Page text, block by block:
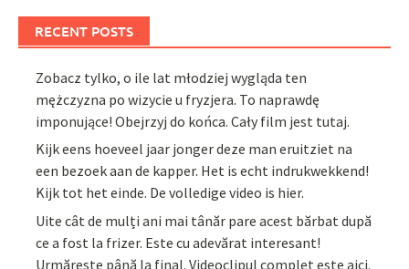
RECENT POSTS
Zobacz tylko, o ile lat młodziej wygląda ten
mężczyzna po wizycie u fryzjera. To naprawdę
imponujące! Obejrzyj do końca. Cały film jest tutaj.
Kijk eens hoeveel jaar jonger deze man eruitziet na
een bezoek aan de kapper. Het is echt indrukwekkend!
Kijk tot het einde. De volledige video is hier.
Uite cât de mulți ani mai tânăr pare acest bărbat după
ce a fost la frizer. Este cu adevărat interesant!
Urmărește până la final. Videoclipul complet este aici.